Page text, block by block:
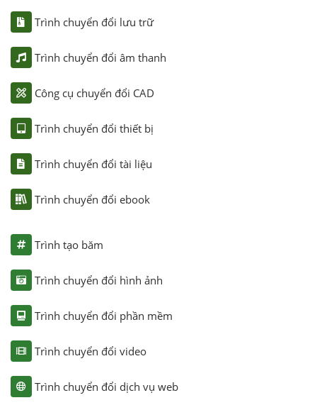
Trình chuyển đổi lưu trữ
Trình chuyển đổi âm thanh
Công cụ chuyển đổi CAD
Trình chuyển đổi thiết bị
Trình chuyển đổi tài liệu
Trình chuyển đổi ebook
Trình tạo băm
Trình chuyển đổi hình ảnh
Trình chuyển đổi phần mềm
Trình chuyển đổi video
Trình chuyển đổi dịch vụ web